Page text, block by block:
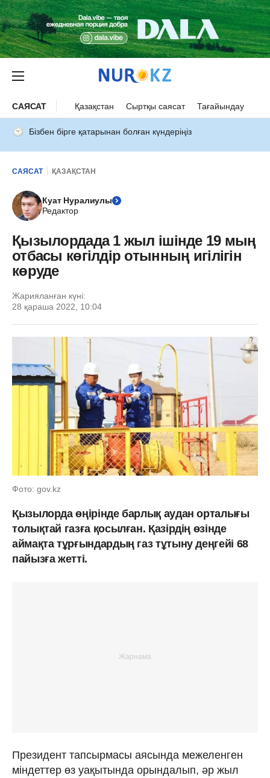
САЯСАТ Қазақстан Сыртқы саясат Тағайындау
Бізбен бірге қатарынан болған күндеріңіз
САЯСАТ ҚАЗАҚСТАН
Куат Нуралиулы
Редактор
Қызылордада 1 жыл ішінде 19 мың
отбасы көгілдір отынның игілігін
көруде
Жарияланған күні:
28 қараша 2022, 10:04
Фото: gov.kz
Қызылорда өңірінде барлық аудан орталығы
толықтай газға қосылған. Қазірдің өзінде
аймақта тұрғындардың газ тұтыну деңгейі 68
пайызға жетті.
Президент тапсырмасы аясында межеленген
міндеттер өз уақытында орындалып, әр жыл